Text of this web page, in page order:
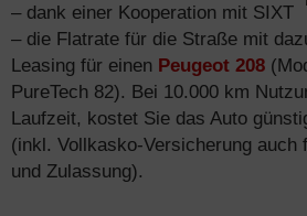
– dank einer Kooperation mit SIXT
– die Flatrate für die Straße mit
Leasing für einen Peugeot 208
PureTech 82). Bei 10.000 km
Laufzeit, kostet Sie das Auto
(inkl. Vollkasko-Versicherung auch
und Zulassung).